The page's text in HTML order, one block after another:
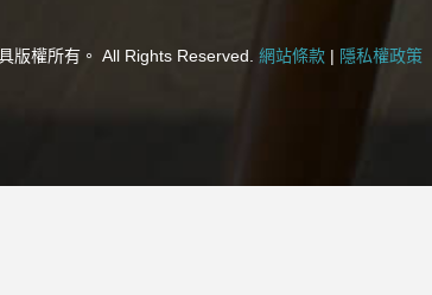
版權所有。 All Rights Reserved. 網站條款 | 隱私權政策